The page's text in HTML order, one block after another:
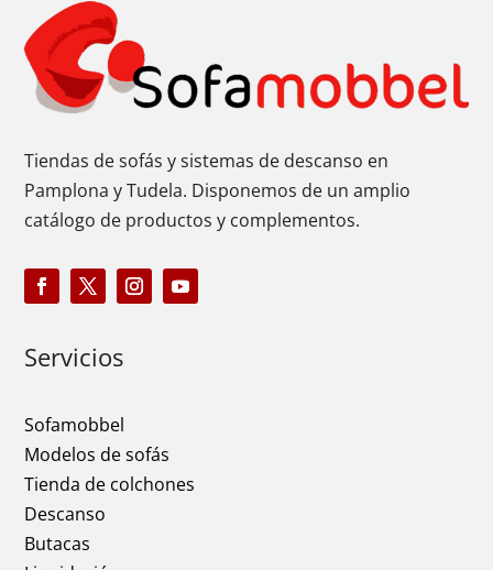
Tiendas de sofás y sistemas de descanso en
Pamplona y Tudela. Disponemos de un amplio
catálogo de productos y complementos.
Servicios
Sofamobbel
Modelos de sofás
Tienda de colchones
Descanso
Butacas